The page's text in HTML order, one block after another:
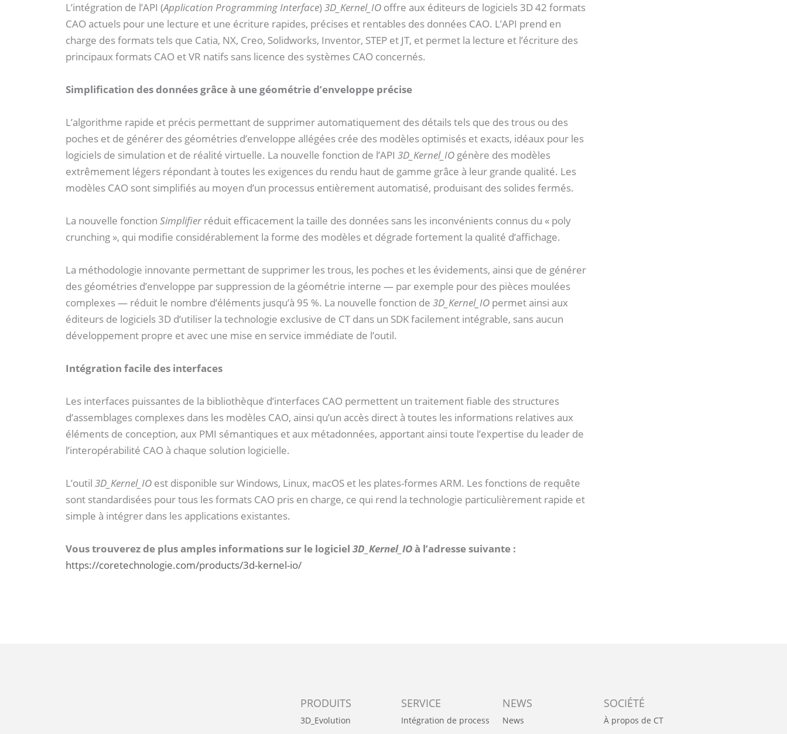
L’intégration de l’API (Application Programming Interface)3D_Kernel_IO offre aux éditeurs de logiciels 3D 42 formats
CAO actuels pour une lecture et une écriture rapides, précises et rentables des données CAO. L’API prend en
charge des formats tels que Catia, NX, Creo, Solidworks, Inventor, STEP et JT, et permet la lecture et l’écriture des
principaux formats CAO et VR natifs sans licence des systèmes CAO concernés.
Simplification des données grâce à une géométrie d’enveloppe précise
L’algorithme rapide et précis permettant de supprimer automatiquement des détails tels que des trous ou des
poches et de générer des géométries d’enveloppe allégées crée des modèles optimisés et exacts, idéaux pour les
logiciels de simulation et de réalité virtuelle. La nouvelle fonction de l’API 3D_Kernel_IO génère des modèles
extrêmement légers répondant à toutes les exigences du rendu haut de gamme grâce à leur grande qualité. Les
modèles CAO sont simplifiés au moyen d’un processus entièrement automatisé, produisant des solides fermés.
La nouvelle fonction Simplifier réduit efficacement la taille des données sans les inconvénients connus du « poly
crunching », qui modifie considérablement la forme des modèles et dégrade fortement la qualité d’affichage.
La méthodologie innovante permettant de supprimer les trous, les poches et les évidements, ainsi que de générer
des géométries d’enveloppe par suppression de la géométrie interne — par exemple pour des pièces moulées
complexes — réduit le nombre d’éléments jusqu’à 95 %. La nouvelle fonction de 3D_Kernel_IO permet ainsi aux
éditeurs de logiciels 3D d’utiliser la technologie exclusive de CT dans un SDK facilement intégrable, sans aucun
développement propre et avec une mise en service immédiate de l’outil.
Intégration facile des interfaces
Les interfaces puissantes de la bibliothèque d’interfaces CAO permettent un traitement fiable des structures
d’assemblages complexes dans les modèles CAO, ainsi qu’un accès direct à toutes les informations relatives aux
éléments de conception, aux PMI sémantiques et aux métadonnées, apportant ainsi toute l’expertise du leader de
l’interopérabilité CAO à chaque solution logicielle.
L’outil 3D_Kernel_IO est disponible sur Windows, Linux, macOS et les plates-formes ARM. Les fonctions de requête
sont standardisées pour tous les formats CAO pris en charge, ce qui rend la technologie particulièrement rapide et
simple à intégrer dans les applications existantes.
Vous trouverez de plus amples informations sur le logiciel 3D_Kernel_IOà l’adresse suivante :
https://coretechnologie.com/products/3d-kernel-io/
PRODUITS
3D_Evolution
SERVICE
Intégration de process
NEWS
News
SOCIÉTÉ
À propos de CT